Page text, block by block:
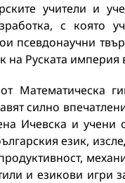
учители и
с която
псевдонаучни
на Руската империя
Математическа
силно
Ичевска и учени
език,
и езикови игри